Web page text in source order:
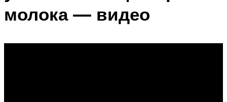
молока — видео